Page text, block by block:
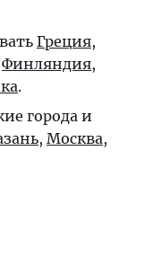
Греция,
Финляндия,
.
города и
, Москва,